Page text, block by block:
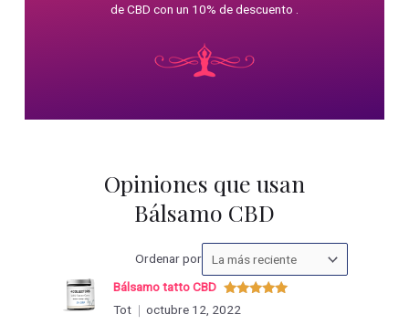
de CBD con un 10% de descuento .
Opiniones que usan
Bálsamo CBD
Ordenar porOrdenar
las
Valorado
con
Bálsamo tatto CBD
Tot
octubre 12, 2022